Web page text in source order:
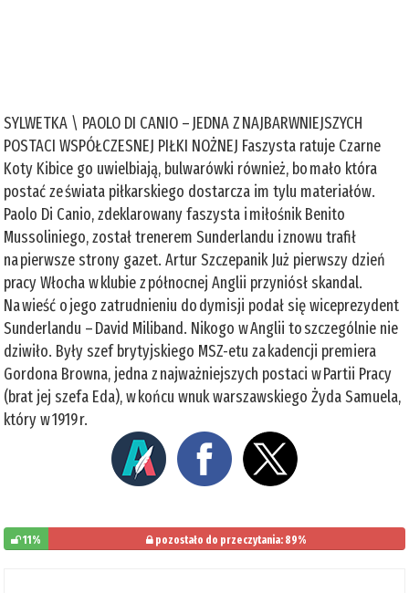
SYLWETKA \ PAOLO DI CANIO – JEDNA Z NAJBARWNIEJSZYCH
POSTACI WSPÓŁCZESNEJ PIŁKI NOŻNEJ Faszysta ratuje Czarne
Koty Kibice go uwielbiają, bulwarówki również, bo mało która
postać ze świata piłkarskiego dostarcza im tylu materiałów.
Paolo Di Canio, zdeklarowany faszysta i miłośnik Benito
Mussoliniego, został trenerem Sunderlandu i znowu trafił
na pierwsze strony gazet. Artur Szczepanik Już pierwszy dzień
pracy Włocha w klubie z północnej Anglii przyniósł skandal.
Na wieść o jego zatrudnieniu do dymisji podał się wiceprezydent
Sunderlandu – David Miliband. Nikogo w Anglii to szczególnie nie
dziwiło. Były szef brytyjskiego MSZ-etu za kadencji premiera
Gordona Browna, jedna z najważniejszych postaci w Partii Pracy
(brat jej szefa Eda), w końcu wnuk warszawskiego Żyda Samuela,
który w 1919 r.
11% pozostało do przeczytania: 89%